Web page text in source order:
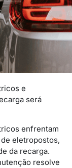
e
será
enfrentam
eletropostos,
da recarga.
resolve